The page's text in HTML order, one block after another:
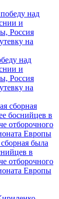
над
и
Россия
на
была
в
отборочного
Европы